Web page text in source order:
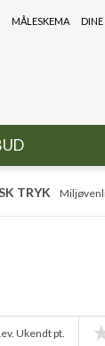
MÅLESKEMA DINE
TRYK
Ukendt pt.